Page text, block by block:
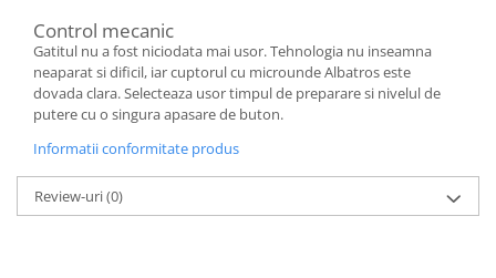
Control mecanic
Gatitul nu a fost niciodata mai usor. Tehnologia nu inseamna
neaparat si dificil, iar cuptorul cu microunde Albatros este
dovada clara. Selecteaza usor timpul de preparare si nivelul de
putere cu o singura apasare de buton.
Informatii conformitate produs
Review-uri(0)